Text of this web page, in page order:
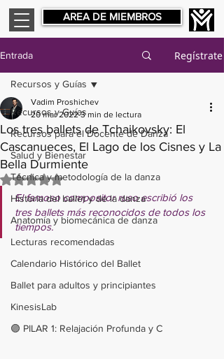
AREA DE MIEMBROS
Entrada Regístrate
Recursos y Guías
Recursos para el Docente de Danza
Salud y Bienestar
Técnica y metodología de la danza
Historia del ballet y de la danza
Anatomía y biomecánica de danza
Lecturas recomendadas
Calendario Histórico del Ballet
Ballet para adultos y principiantes
KinesisLab
🟣 PILAR 1: Relajación Profunda y C
Recursos y Guías
Los tres ballets de Tchaikovsky: El
Cascanueces, El Lago de los Cisnes y La
Bella Durmiente
Vadim Proshichev
20 mar 2022 3 min de lectura
Obtuvo NaN de 5 estrellas.
El famoso compositor ruso escribió los
tres ballets más reconocidos de todos los
tiempos.